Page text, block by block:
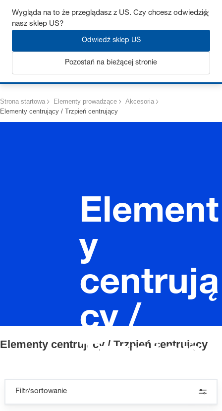
Uzyskaj do 7% zniżki – kliknij tutaj, aby dowiedzieć się więcej
Strona startowa Elementy prowadzące
Akcesoria
Elementy centrujący / Trzpień centrujący
Element
y
centrują
cy /
Trzpień
centrują
Elementy centrujący / Trzpień centrujący
Filtr/sortowanie
Wygląda na to że przeglądasz z US. Czy chcesz odwiedzić
nasz sklep US?
Odwiedź sklep US
Pozostań na bieżącej stronie